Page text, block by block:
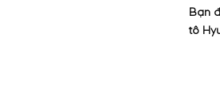
Bạn
tô